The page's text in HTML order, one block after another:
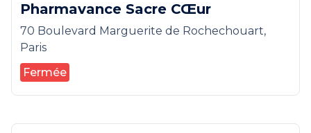
Pharmavance Sacre CŒur
70 Boulevard Marguerite de Rochechouart,
Paris
Fermée